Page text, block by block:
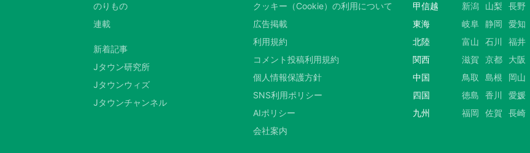
のりもの
連載
新着記事
Jタウン研究所
Jタウンウィズ
Jタウンチャンネル
クッキー（Cookie）の利用について
広告掲載
利用規約
コメント投稿利用規約
個人情報保護方針
SNS利用ポリシー
AIポリシー
会社案内
甲信越
新潟 山梨
長野
東海
岐阜 静岡 愛知
北陸
富山 石川
福井
関西
滋賀 京都 大阪
中国
鳥取 島根 岡山
四国
徳島 香川 愛媛
九州
福岡 佐賀 長崎